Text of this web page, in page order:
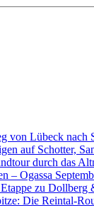
von Lübeck nach
auf Schotter,
durch das
– Ogassa
Etappe zu Dollberg
Die Reintal-